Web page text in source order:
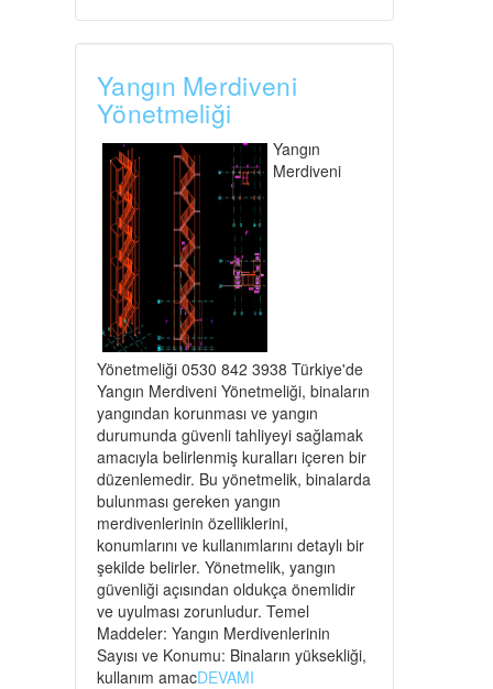
Yangın Merdiveni
Yönetmeliği
Yangın
Merdiveni
Yönetmeliği 0530 842 3938 Türkiye'de
Yangın Merdiveni Yönetmeliği, binaların
yangından korunması ve yangın
durumunda güvenli tahliyeyi sağlamak
amacıyla belirlenmiş kuralları içeren bir
düzenlemedir. Bu yönetmelik, binalarda
bulunması gereken yangın
merdivenlerinin özelliklerini,
konumlarını ve kullanımlarını detaylı bir
şekilde belirler. Yönetmelik, yangın
güvenliği açısından oldukça önemlidir
ve uyulması zorunludur. Temel
Maddeler: Yangın Merdivenlerinin
Sayısı ve Konumu: Binaların yüksekliği,
kullanım amacDEVAMI